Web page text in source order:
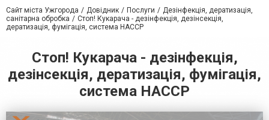
Сайт міста Ужгорода Довідник Послуги
Дезінфекція, дератизація,
санітарна обробка
Стоп! Кукарача - дезінфекція, дезінсекція,
дератизація, фумігація, система HACCP
Стоп! Кукарача - дезінфекція,
дезінсекція, дератизація, фумігація,
система HACCP